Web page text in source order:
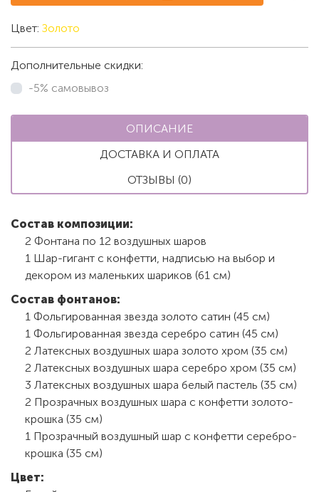
Цвет: Золото
Дополнительные скидки:
-5% самовывоз
ОПИСАНИЕ
ДОСТАВКА И ОПЛАТА
ОТЗЫВЫ (0)
Состав композиции:
2 Фонтана по 12 воздушных шаров
1 Шар-гигант с конфетти, надписью на выбор и
декором из маленьких шариков (61 см)
Состав фонтанов:
1 Фольгированная звезда золото сатин (45 см)
1 Фольгированная звезда серебро сатин (45 см)
2 Латексных воздушных шара золото хром (35 см)
2 Латексных воздушных шара серебро хром (35 см)
3 Латексных воздушных шара белый пастель (35 см)
2 Прозрачных воздушных шара с конфетти золото-
крошка (35 см)
1 Прозрачный воздушный шар с конфетти серебро-
крошка (35 см)
Цвет: